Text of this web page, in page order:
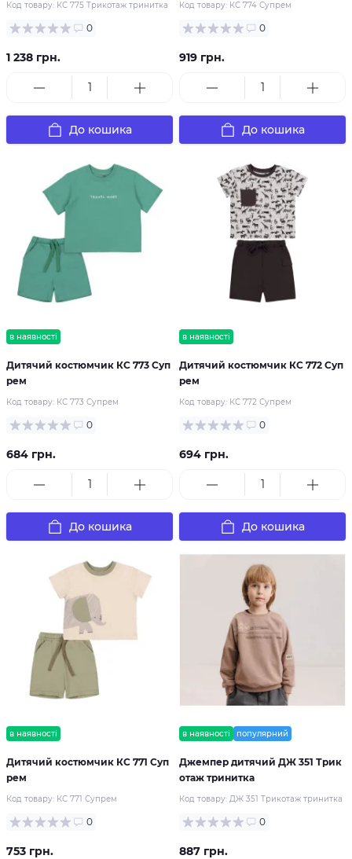
Код товару: КС 775 Трикотаж тринитка
0
1 238 грн.
До кошика
Код товару: КС 774 Супрем
0
919 грн.
До кошика
в наявності
Дитячий костюмчик КС 773 Суп
рем
Код товару: КС 773 Супрем
0
684 грн.
До кошика
в наявності
Дитячий костюмчик КС 772 Суп
рем
Код товару: КС 772 Супрем
0
694 грн.
До кошика
в наявності
Дитячий костюмчик КС 771 Суп
рем
Код товару: КС 771 Супрем
0
753 грн.
в наявності популярний
Джемпер дитячий ДЖ 351 Трик
отаж тринитка
Код товару: ДЖ 351 Трикотаж тринитка
0
887 грн.